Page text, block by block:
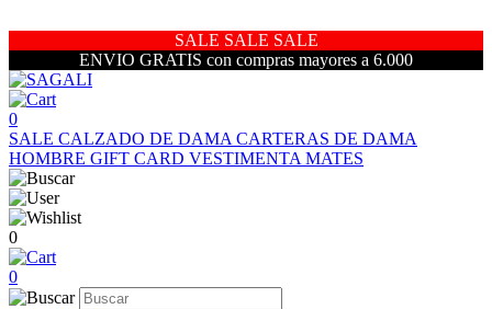
SALE SALE SALE
ENVIO GRATIS con compras mayores a 6.000
0
SALE CALZADO DE DAMA CARTERAS DE DAMA
HOMBRE GIFT CARD VESTIMENTA MATES
0
0